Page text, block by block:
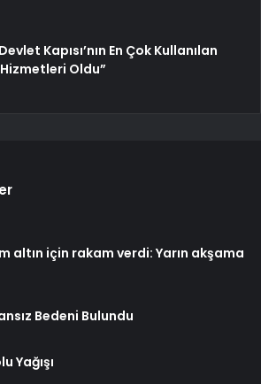
Kapısı’nın En Çok Kullanılan
Oldu”
altın için rakam verdi: Yarın akşama
Bedeni Bulundu
Yağışı